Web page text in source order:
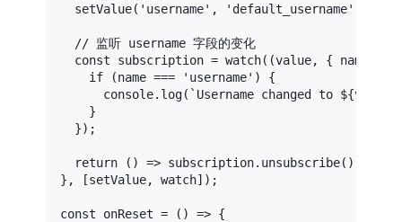
setValue( 'username' , 'default_username'
// 监听 username 字段的变化
const subscription = watch( (value, { name,
if (name === 'username' ) {
console. log( `Username changed to
    }
  });
return () => subscription. unsubscribe();
}, [setValue, watch]);
const onReset = ( ) => {